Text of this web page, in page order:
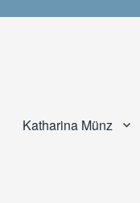
Katharina Münz